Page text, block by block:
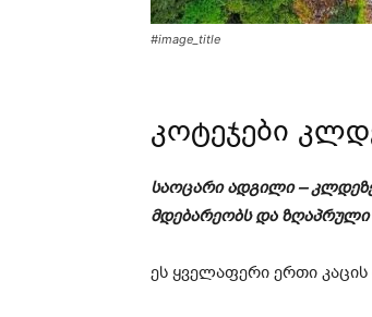
#image_title
კოტეჯები
საოცარი ადგილი –
მდებარეობს და ზღაპრული
ეს ყველაფერი ერთი